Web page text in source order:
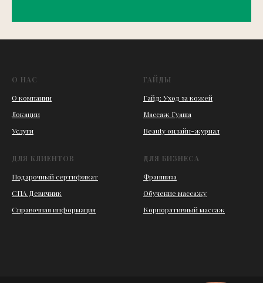
О НАС
О компании
Локации
Услуги
ГАЙДЫ
Гайд: Уход за кожей
Массаж Гуаша
Beauty онлайн-журнал
ДЛЯ КЛИЕНТОВ
Подарочный сертификат
СПА Девичник
Справочная информация
ДЛЯ БИЗНЕСА
Франшиза
Обучение массажу
Корпоративный массаж